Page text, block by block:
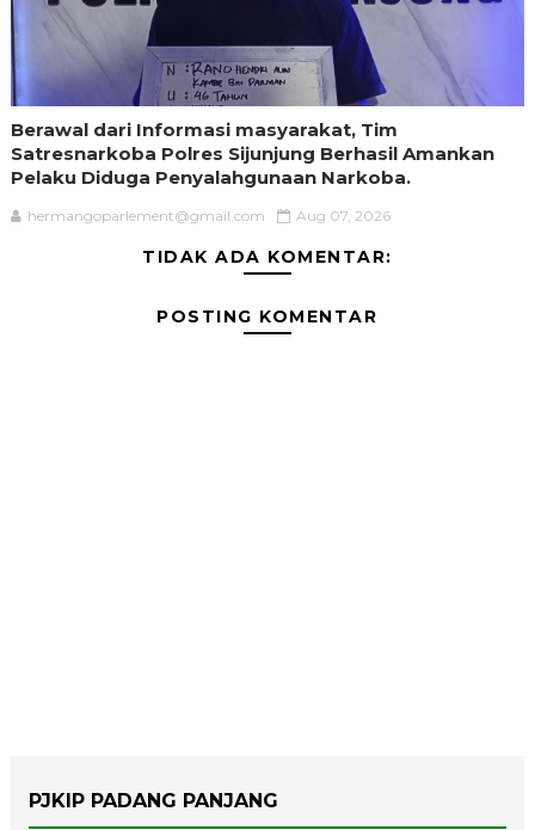
Berawal dari Informasi masyarakat, Tim
Satresnarkoba Polres Sijunjung Berhasil Amankan
Pelaku Diduga Penyalahgunaan Narkoba.
hermangoparlement@gmail.com Aug 07, 2026
TIDAK ADA KOMENTAR:
POSTING KOMENTAR
PJKIP PADANG PANJANG